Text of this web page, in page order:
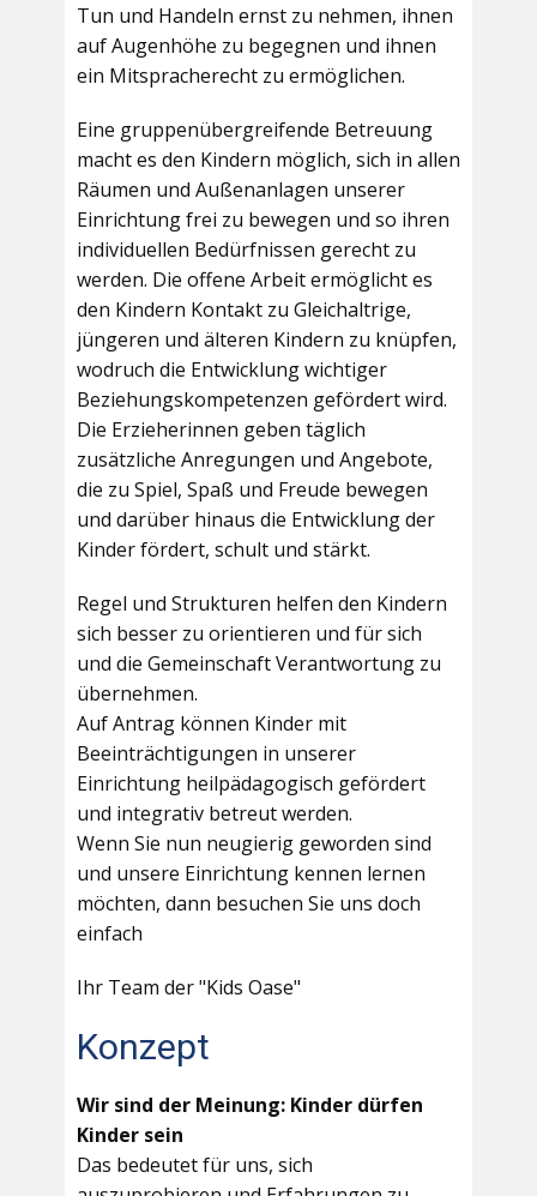
Tun und Handeln ernst zu nehmen, ihnen
auf Augenhöhe zu begegnen und ihnen
ein Mitspracherecht zu ermöglichen.
Eine gruppenübergreifende Betreuung
macht es den Kindern möglich, sich in allen
Räumen und Außenanlagen unserer
Einrichtung frei zu bewegen und so ihren
individuellen Bedürfnissen gerecht zu
werden. Die offene Arbeit ermöglicht es
den Kindern Kontakt zu Gleichaltrige,
jüngeren und älteren Kindern zu knüpfen,
wodruch die Entwicklung wichtiger
Beziehungskompetenzen gefördert wird.
Die Erzieherinnen geben täglich
zusätzliche Anregungen und Angebote,
die zu Spiel, Spaß und Freude bewegen
und darüber hinaus die Entwicklung der
Kinder fördert, schult und stärkt.
Regel und Strukturen helfen den Kindern
sich besser zu orientieren und für sich
und die Gemeinschaft Verantwortung zu
übernehmen.
Auf Antrag können Kinder mit
Beeinträchtigungen in unserer
Einrichtung heilpädagogisch gefördert
und integrativ betreut werden.
Wenn Sie nun neugierig geworden sind
und unsere Einrichtung kennen lernen
möchten, dann besuchen Sie uns doch
einfach
Ihr Team der "Kids Oase"
Konzept
Wir sind der Meinung: Kinder dürfen
Kinder sein
Das bedeutet für uns, sich